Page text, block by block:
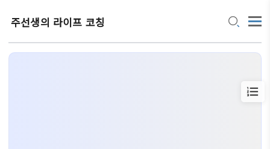
주선생의 라이프 코칭